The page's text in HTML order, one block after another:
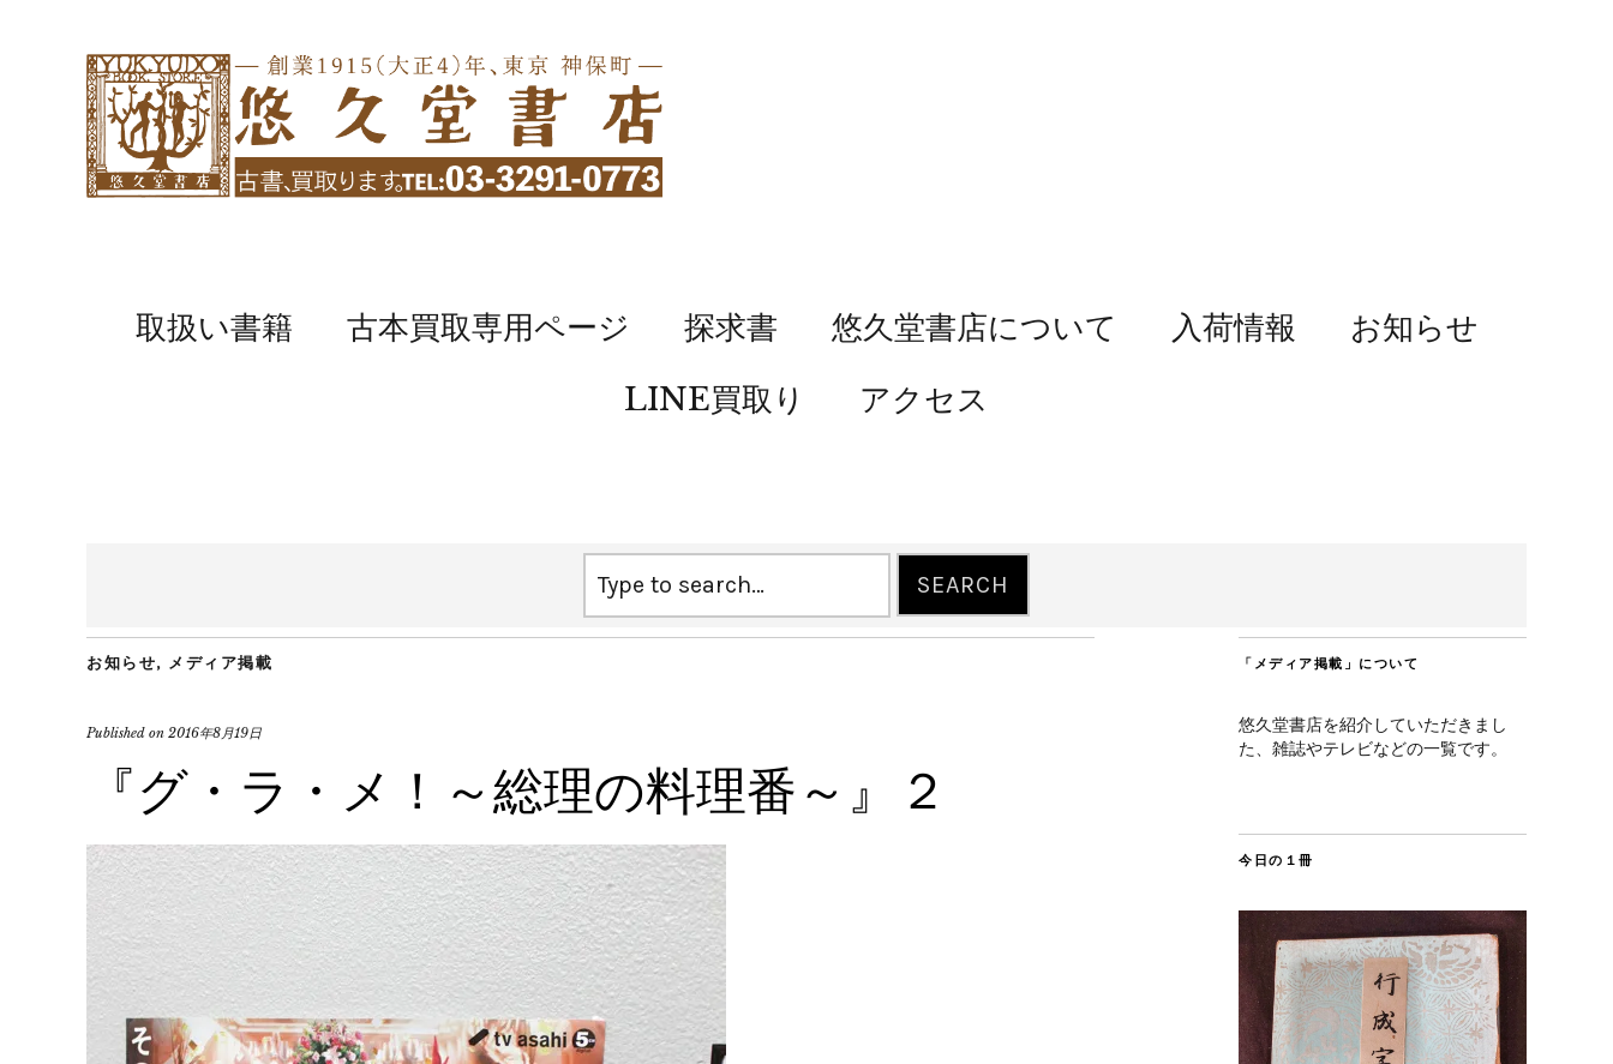
取扱い書籍 古本買取専用ページ 探求書 悠久堂書店について 入荷情報
お知らせ
LINE買取り
アクセス
お知らせ, メディア掲載
Published on 2016年8月19日
『グ・ラ・メ！～総理の料理番～』２
「メディア掲載」について
悠久堂書店を紹介していただきまし
た、雑誌やテレビなどの一覧です。
今日の１冊